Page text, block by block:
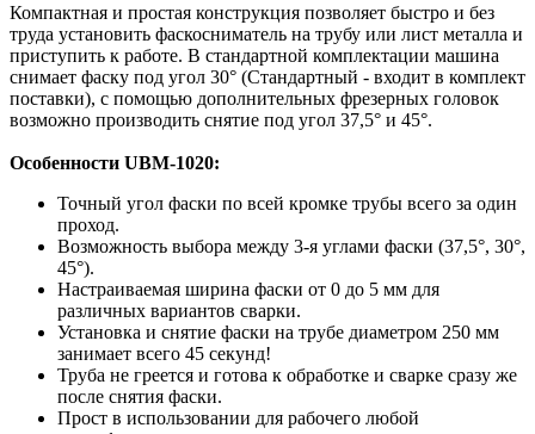
Компактная и простая конструкция позволяет быстро и без
труда установить фаскосниматель на трубу или лист металла и
приступить к работе. В стандартной комплектации машина
снимает фаску под угол 30° (Стандартный - входит в комплект
поставки), с помощью дополнительных фрезерных головок
возможно производить снятие под угол 37,5° и 45°.
Особенности UBM-1020:
Точный угол фаски по всей кромке трубы всего за один
проход.
Возможность выбора между 3-я углами фаски (37,5°, 30°,
45°).
Настраиваемая ширина фаски от 0 до 5 мм для
различных вариантов сварки.
Установка и снятие фаски на трубе диаметром 250 мм
занимает всего 45 секунд!
Труба не греется и готова к обработке и сварке сразу же
после снятия фаски.
Прост в использовании для рабочего любой